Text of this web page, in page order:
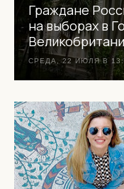
Граждане
на выборах в
СРЕДА, 22 ИЮЛЯ В